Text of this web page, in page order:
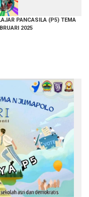
PANCASILA (P5) TEMA
2025